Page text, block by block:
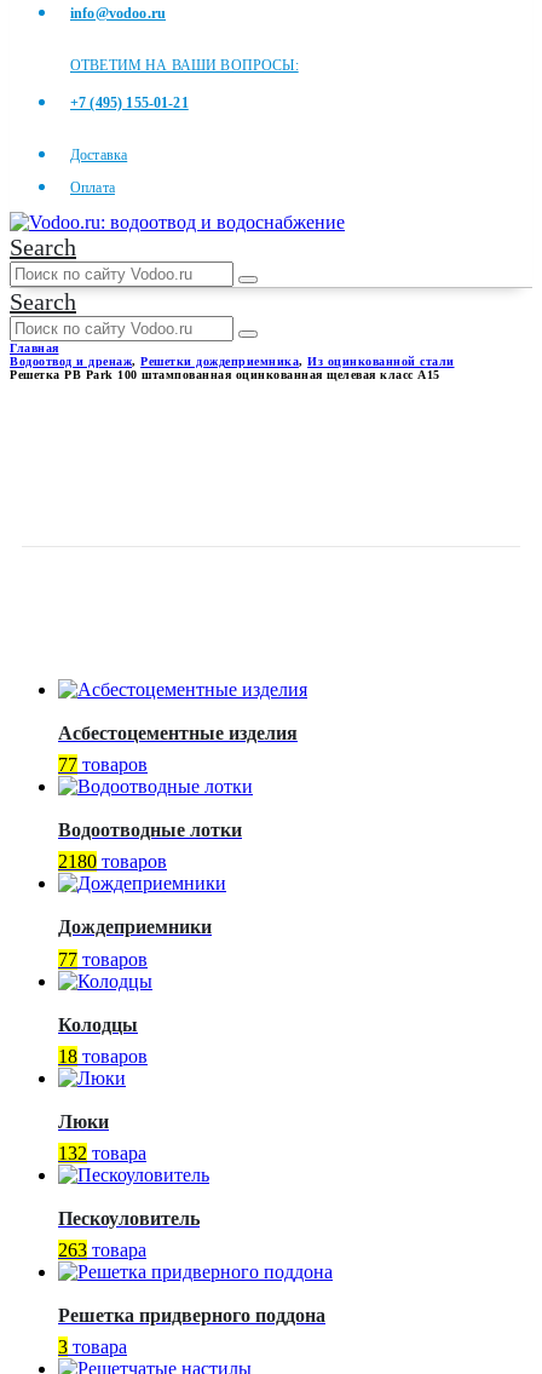
info@vodoo.ru
ОТВЕТИМ НА ВАШИ ВОПРОСЫ:
+7 (495) 155-01-21
Доставка
Оплата
Search
Search
Главная
Водоотвод и дренаж, Решетки дождеприемника, Из оцинкованной стали
Решетка РВ Park 100 штампованная оцинкованная щелевая класс А15
Асбестоцементные изделия
77 товаров
Водоотводные лотки
2180 товаров
Дождеприемники
77 товаров
Колодцы
18 товаров
Люки
132 товара
Пескоуловитель
263 товара
Решетка придверного поддона
3 товара